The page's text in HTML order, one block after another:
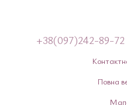
+38(097)242-89-72
Повна